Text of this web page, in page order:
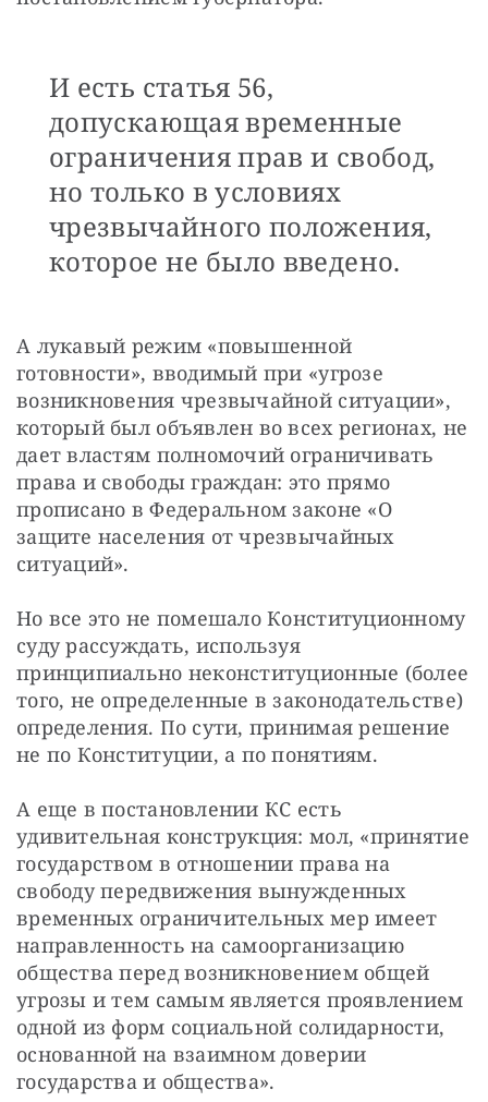
И есть статья 56,
допускающая временные
ограничения прав и свобод,
но только в условиях
чрезвычайного положения,
которое не было введено.
А лукавый режим «повышенной
готовности», вводимый при «угрозе
возникновения чрезвычайной ситуации»,
который был объявлен во всех регионах, не
дает властям полномочий ограничивать
права и свободы граждан: это прямо
прописано в Федеральном законе «О
защите населения от чрезвычайных
ситуаций».
Но все это не помешало Конституционному
суду рассуждать, используя
принципиально неконституционные (более
того, не определенные в законодательстве)
определения. По сути, принимая решение
не по Конституции, а по понятиям.
А еще в постановлении КС есть
удивительная конструкция: мол, «принятие
государством в отношении права на
свободу передвижения вынужденных
временных ограничительных мер имеет
направленность на самоорганизацию
общества перед возникновением общей
угрозы и тем самым является проявлением
одной из форм социальной солидарности,
основанной на взаимном доверии
государства и общества».